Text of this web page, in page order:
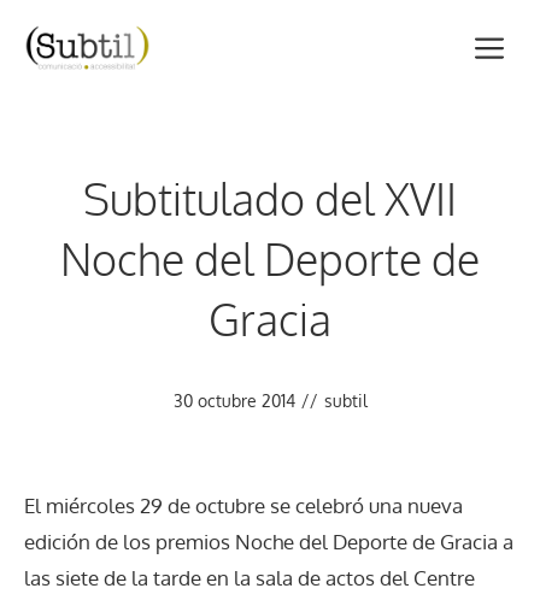
Subtitulado del XVII
Noche del Deporte de
Gracia
30 octubre 2014 // subtil
El miércoles 29 de octubre se celebró una nueva
edición de los premios Noche del Deporte de Gracia a
las siete de la tarde en la sala de actos del Centre